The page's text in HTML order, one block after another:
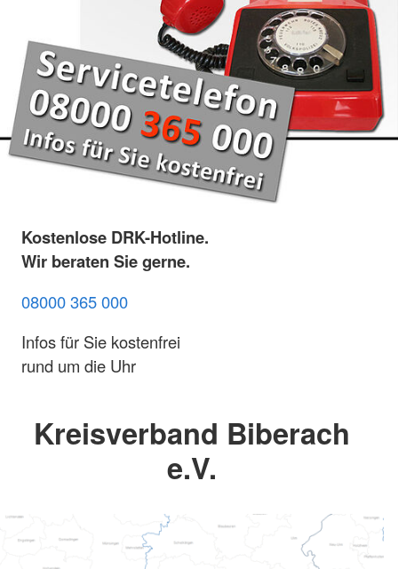
Kostenlose DRK-Hotline.
Wir beraten Sie gerne.
08000 365 000
Infos für Sie kostenfrei
rund um die Uhr
Kreisverband Biberach
e.V.